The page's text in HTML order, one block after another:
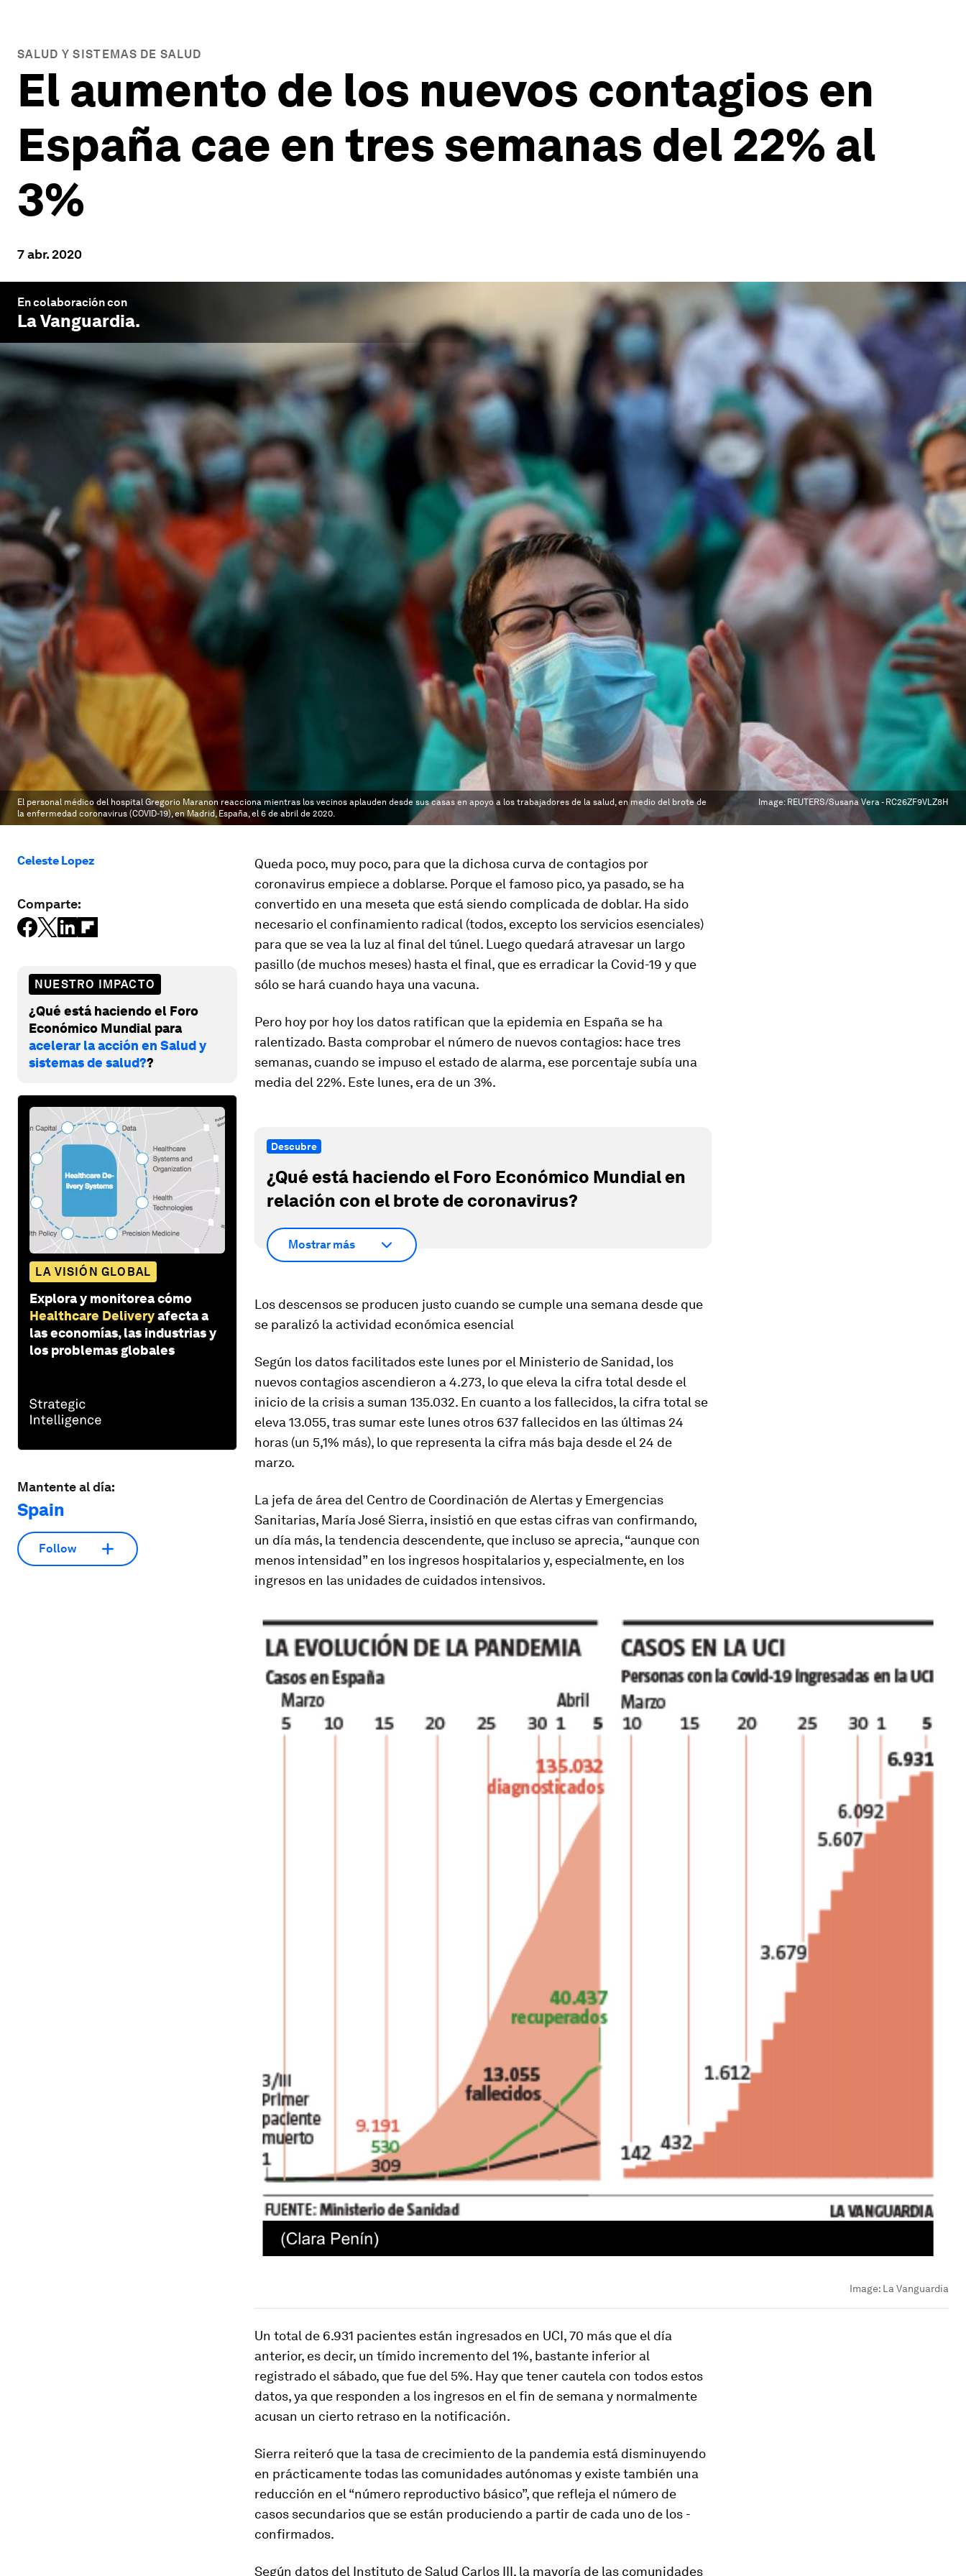
SALUD Y SISTEMAS DE SALUD
El aumento de los nuevos contagios en
España cae en tres semanas del 22% al
3%
7 abr. 2020
En colaboración con
La Vanguardia.
El personal médico del hospital Gregorio Maranon reacciona mientras los vecinos aplauden desde sus casas en apoyo a los trabajadores de la salud, en medio del brote de
la enfermedad coronavirus (COVID-19), en Madrid, España, el 6 de abril de 2020.
Image: REUTERS/Susana Vera - RC26ZF9VLZ8H
Celeste Lopez
Comparte:
NUESTRO IMPACTO
¿Qué está haciendo el Foro
Económico Mundial para
acelerar la acción en Salud y
sistemas de salud??
LA VISIÓN GLOBAL
Explora y monitorea cómo
Healthcare Deliveryafecta a
las economías, las industrias y
los problemas globales
Mantente al día:
Spain
Follow
Queda poco, muy poco, para que la dichosa curva de contagios por
coronavirus empiece a doblarse. Porque el famoso pico, ya pasado, se ha
convertido en una meseta que está siendo complicada de doblar. Ha sido
necesario el confinamiento radical (todos, excepto los servicios esenciales)
para que se vea la luz al final del túnel. Luego quedará atravesar un largo
pasillo (de muchos meses) hasta el final, que es erradicar la Covid-19 y que
sólo se hará cuando haya una ­vacuna.
Pero hoy por hoy los datos ratifican que la epidemia en España se ha
ralentizado. Basta comprobar el número de nuevos contagios: hace tres
semanas, cuando se impuso el estado de alarma, ese porcentaje subía una
media del 22%. Este lunes, era de un 3%.
Descubre
¿Qué está haciendo el Foro Económico Mundial en
relación con el brote de coronavirus?
Mostrar más
Los descensos se producen justo cuando se cumple una semana desde que
se paralizó la actividad económica esencial
Según los datos facilitados este lunes por el Ministerio de Sanidad, los
nuevos contagios ascendieron a 4.273, lo que eleva la cifra total desde el
inicio de la crisis a suman 135.032. En cuanto a los fallecidos, la cifra total se
eleva 13.055, tras sumar este lunes otros 637 fallecidos en las últimas 24
horas (un 5,1% más), lo que representa la cifra más baja desde el 24 de
marzo.
La jefa de área del Centro de Coordinación de Alertas y Emergencias
Sanitarias, María José Sierra, insistió en que estas cifras van confirmando,
un día más, la tendencia descendente, que incluso se aprecia, “aunque con
menos intensidad” en los ingresos hospitalarios y, especialmente, en los
ingresos en las unidades de cuidados intensivos.
Image: La Vanguardia
Un total de 6.931 pacientes están ingresados en UCI, 70 más que el día
anterior, es decir, un tímido incremento del 1%, bastante inferior al
registrado el sábado, que fue del 5%. Hay que tener cautela con todos estos
datos, ya que responden a los ingresos en el fin de semana y normalmente
acusan un cierto retraso en la notificación.
Sierra reiteró que la tasa de crecimiento de la pandemia está disminuyendo
en prácticamente todas las comunidades autónomas y existe también una
reducción en el “número reproductivo básico”, que refleja el número de
casos secundarios que se están produciendo a partir de cada uno de los ­
confirmados.
Según datos del Instituto de Salud Carlos III, la mayoría de las comunidades